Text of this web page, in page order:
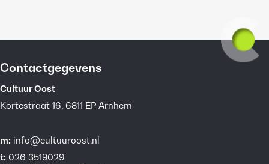
Contactgegevens
Cultuur Oost
Kortestraat 16, 6811 EP Arnhem
m: info@cultuuroost.nl
t: 026 3519029